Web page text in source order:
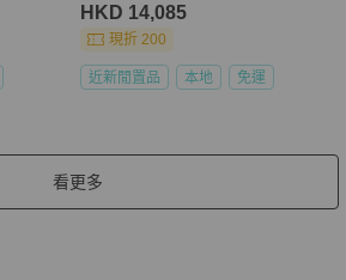
HKD 14,085
現折 200
近新閒置品 本地 免運
看更多